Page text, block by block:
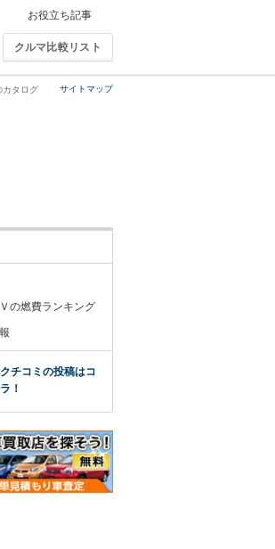
お役立ち記事
クルマ比較リスト
サイトマップ
カタログ
の燃費ランキング
チコミの投稿はコ
！